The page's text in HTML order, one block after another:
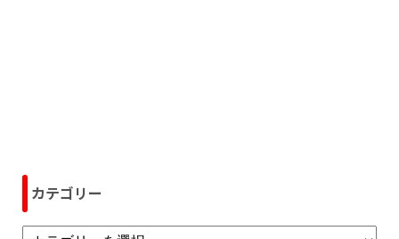
カテゴリー